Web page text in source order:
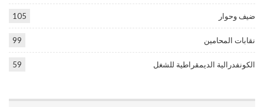
ضيف وحوار 105
نقابات المحامين 99
الكونفدرالية الديمقراطية للشغل 59